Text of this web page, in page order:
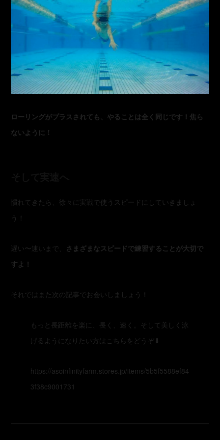
ローリングがプラスされても、やることは全く同じです！焦ら
ないように！
慣れてきたら、徐々に実戦で使うスピードにしていきましょ
う！
遅い〜速いまで、 さまざまなスピードで練習することが大切で
すよ！
それではまた次の記事でお会いしましょう！
もっと長距離を楽に、長く、速く。そして美しく泳
げるようになりたい方はこちらをどうぞ⬇︎
https://asoinfinityfarm.stores.jp/items/5b5f5588ef84
3f38c9001731